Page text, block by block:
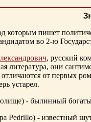
которым пишет
во 2-ю
, русский
литература, они
от первых
устарел.
- былинный
Pedrillo) - известный